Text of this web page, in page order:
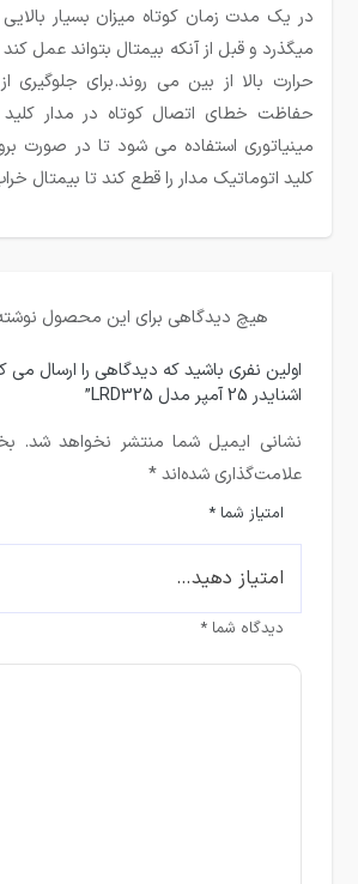
در یک مدت زمان کوتاه میزان بسیار بالایی
میگذرد و قبل از آنکه بیمتال بتواند عمل
حرارت بالا از بین می روند.برای
حفاظت خطای اتصال کوتاه در مدار کلید
مینیاتوری استفاده می شود تا در صورت
کلید اتوماتیک مدار را قطع کند تا بیمتال
هیچ دیدگاهی برای این محصول
اولین نفری باشید که دیدگاهی را ارسال می
اشنایدر 25 آمپر مدل LRD325”
نشانی ایمیل شما منتشر نخواهد شد.
علامت‌گذاری شده‌اند*
امتیاز شما*
دیدگاه شما*